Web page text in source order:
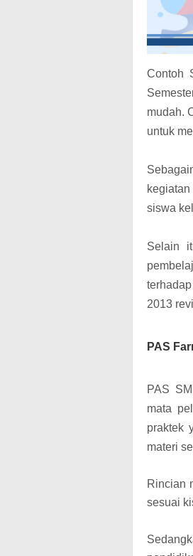
Contoh
mudah.
untuk
siswa
Selain
2013
PAS
PAS
mata
praktek
materi
Rincian
sesuai